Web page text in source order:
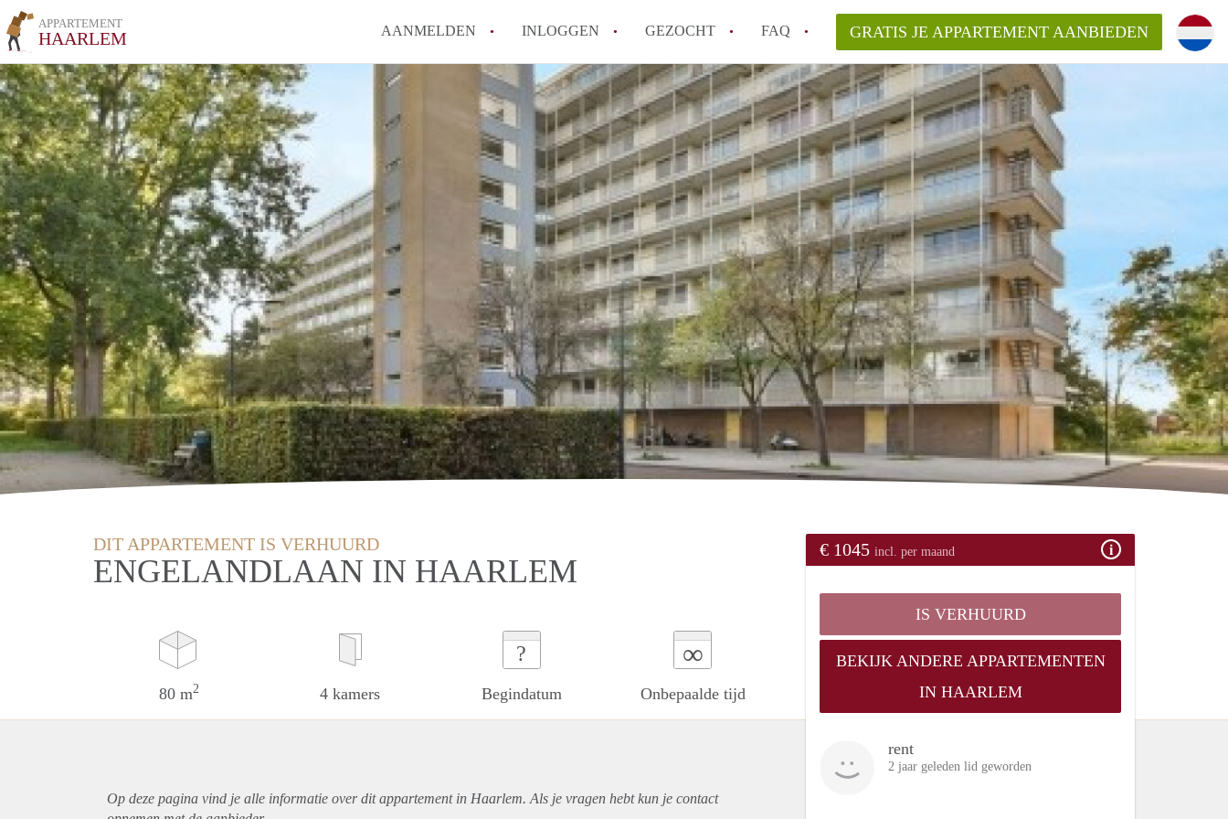
APPARTEMENT
HAARLEM AANMELDEN INLOGGEN GEZOCHT FAQ
How to translate AppartementHaarlem!
Wat is AppartementHaarlem?
Hoeveel kost het om te reageren op een Appartement in Haarlem?
Wat is de privacyverklaring van AppartementHaarlem?
Berekent AppartementHaarlem
makelaarsvergoeding/bemiddelingsvergoeding?
Alle veelgestelde vragen
GRATIS JE APPARTEMENT AANBIEDEN
DIT APPARTEMENT IS VERHUURD
ENGELANDLAAN IN HAARLEM
80 m2 4 kamers
?
Begindatum
∞
Onbepaalde tijd
€ 1045 incl. per maand
IS VERHUURD
BEKIJK ANDERE APPARTEMENTEN
IN HAARLEM
rent
2 jaar geleden lid geworden
Op deze pagina vind je alle informatie over ditappartementin Haarlem. Als je vragen hebt kun je contact